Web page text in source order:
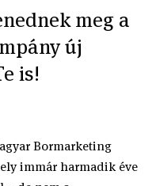
meg a
új
is!
Bormarketing
immár harmadik éve